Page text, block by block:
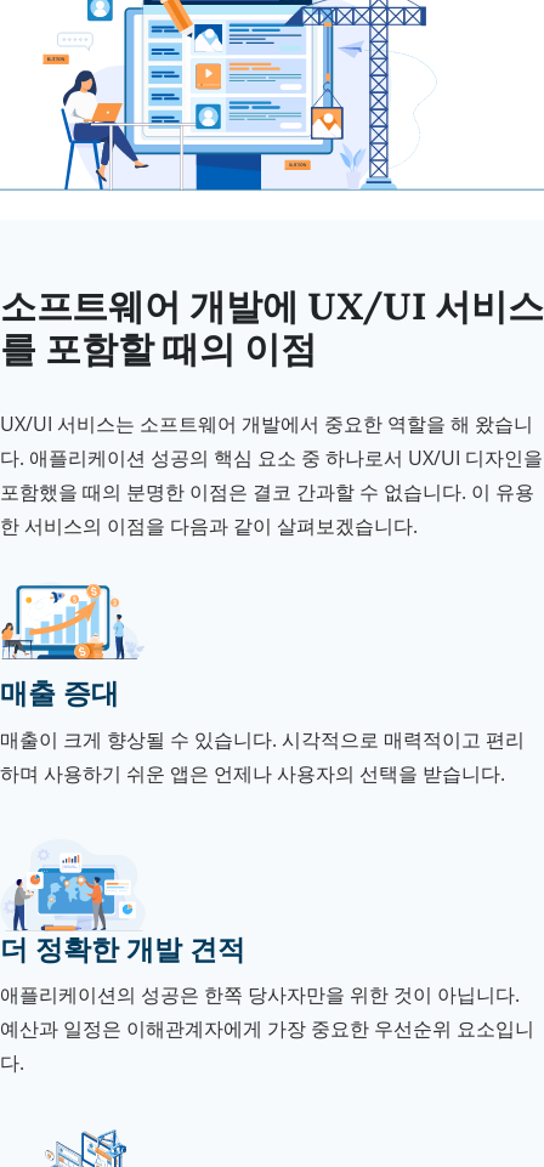
소프트웨어 개발에 UX/UI 서비스
를 포함할 때의 이점
UX/UI 서비스는 소프트웨어 개발에서 중요한 역할을 해 왔습니
다. 애플리케이션 성공의 핵심 요소 중 하나로서 UX/UI 디자인을
포함했을 때의 분명한 이점은 결코 간과할 수 없습니다. 이 유용
한 서비스의 이점을 다음과 같이 살펴보겠습니다.
매출 증대
매출이 크게 향상될 수 있습니다. 시각적으로 매력적이고 편리
하며 사용하기 쉬운 앱은 언제나 사용자의 선택을 받습니다.
더 정확한 개발 견적
애플리케이션의 성공은 한쪽 당사자만을 위한 것이 아닙니다.
예산과 일정은 이해관계자에게 가장 중요한 우선순위 요소입니
다.